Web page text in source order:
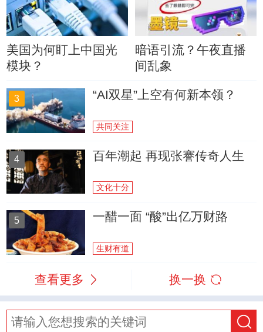
美国为何盯上中国光
模块？
暗语引流？午夜直播
间乱象
3 “AI双星”上空有何新本领？
共同关注
4 百年潮起 再现张謇传奇人生
文化十分
5 一醋一面 “酸”出亿万财路
生财有道
查看更多 换一换